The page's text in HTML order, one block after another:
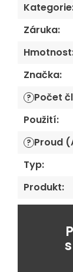
Kategorie
Záruka:
Hmotnost
Značka:
? Počet
Použití:
? Proud
Typ:
Produkt: